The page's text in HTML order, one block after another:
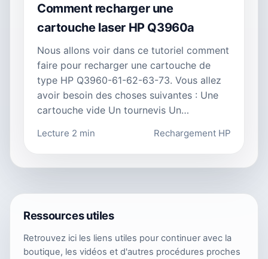
Comment recharger une
cartouche laser HP Q3960a
Nous allons voir dans ce tutoriel comment
faire pour recharger une cartouche de
type HP Q3960-61-62-63-73. Vous allez
avoir besoin des choses suivantes : Une
cartouche vide Un tournevis Un…
Lecture 2 min Rechargement HP
Ressources utiles
Retrouvez ici les liens utiles pour continuer avec la
boutique, les vidéos et d'autres procédures proches